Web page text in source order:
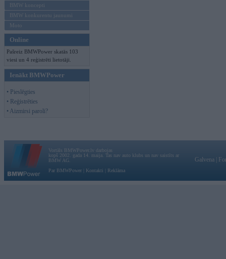
BMW koncepti
BMW konkurentu jaunumi
Moto
Online
Pašreiz BMWPower skatās 103
viesi un 4 reģistrēti lietotāji.
Ienākt BMWPower
• Pieslēgties
• Reģistrēties
• Aizmirsi paroli?
Vortāls BMWPower.lv darbojas
kopš 2002. gada 14. maija. Tas nav auto klubs un nav saistīts ar
BMW AG.
Par BMWPower
Kontakti Reklāma
Galvena